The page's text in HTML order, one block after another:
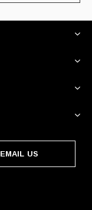
EMAIL US